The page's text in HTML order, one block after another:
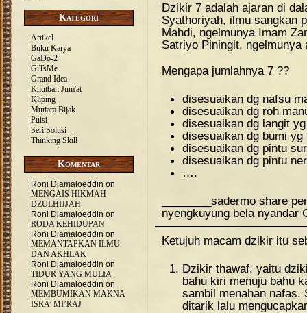
Kategori
Artikel
Buku Karya
GaDo-2
GiTsMe
Grand Idea
Khutbah Jum'at
Kliping
Mutiara Bijak
Puisi
Seri Solusi
Thinking Skill
Komentar
Roni Djamaloeddin on
MENGAIS HIKMAH
DZULHIJJAH
Roni Djamaloeddin on
RODA KEHIDUPAN
Roni Djamaloeddin on
MEMANTAPKAN ILMU
DAN AKHLAK
Roni Djamaloeddin on
TIDUR YANG MULIA
Roni Djamaloeddin on
MEMBUMIKAN MAKNA
ISRA’ MI’RAJ
Dzikir 7 adalah ajaran di
Syathoriyah, ilmu sangkan
Mahdi, ngelmunya Imam
Satriyo Piningit, ngelmunya
Mengapa jumlahnya 7 ??
disesuaikan dg nafsu
disesuaikan dg roh
disesuaikan dg langit
disesuaikan dg bumi yg
disesuaikan dg pintu
disesuaikan dg pintu
….
________sadermo share
nyengkuyung bela nyandar
Ketujuh macam dzikir itu
Dzikir thawaf, yaitu
bahu kiri menuju bahu
sambil menahan nafas.
ditarik lalu